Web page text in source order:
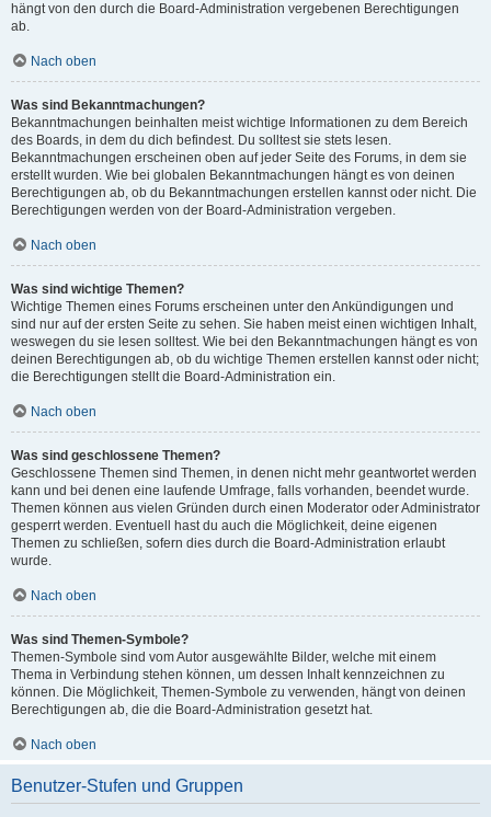
hängt von den durch die Board-Administration vergebenen Berechtigungen
ab.
Nach oben
Was sind Bekanntmachungen?
Bekanntmachungen beinhalten meist wichtige Informationen zu dem Bereich
des Boards, in dem du dich befindest. Du solltest sie stets lesen.
Bekanntmachungen erscheinen oben auf jeder Seite des Forums, in dem sie
erstellt wurden. Wie bei globalen Bekanntmachungen hängt es von deinen
Berechtigungen ab, ob du Bekanntmachungen erstellen kannst oder nicht. Die
Berechtigungen werden von der Board-Administration vergeben.
Nach oben
Was sind wichtige Themen?
Wichtige Themen eines Forums erscheinen unter den Ankündigungen und
sind nur auf der ersten Seite zu sehen. Sie haben meist einen wichtigen Inhalt,
weswegen du sie lesen solltest. Wie bei den Bekanntmachungen hängt es von
deinen Berechtigungen ab, ob du wichtige Themen erstellen kannst oder nicht;
die Berechtigungen stellt die Board-Administration ein.
Nach oben
Was sind geschlossene Themen?
Geschlossene Themen sind Themen, in denen nicht mehr geantwortet werden
kann und bei denen eine laufende Umfrage, falls vorhanden, beendet wurde.
Themen können aus vielen Gründen durch einen Moderator oder Administrator
gesperrt werden. Eventuell hast du auch die Möglichkeit, deine eigenen
Themen zu schließen, sofern dies durch die Board-Administration erlaubt
wurde.
Nach oben
Was sind Themen-Symbole?
Themen-Symbole sind vom Autor ausgewählte Bilder, welche mit einem
Thema in Verbindung stehen können, um dessen Inhalt kennzeichnen zu
können. Die Möglichkeit, Themen-Symbole zu verwenden, hängt von deinen
Berechtigungen ab, die die Board-Administration gesetzt hat.
Nach oben
Benutzer-Stufen und Gruppen